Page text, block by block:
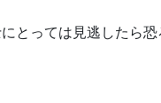
とっては見逃したら恐